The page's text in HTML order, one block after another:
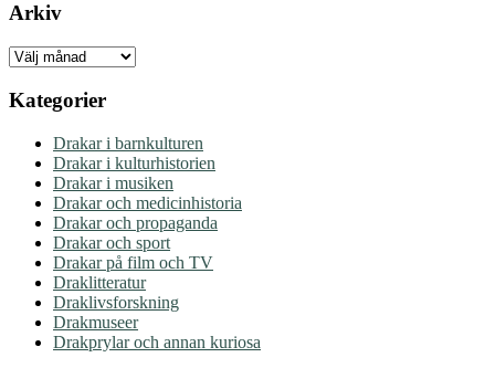
Arkiv
Arkiv
Kategorier
Drakar i barnkulturen
Drakar i kulturhistorien
Drakar i musiken
Drakar och medicinhistoria
Drakar och propaganda
Drakar och sport
Drakar på film och TV
Draklitteratur
Draklivsforskning
Drakmuseer
Drakprylar och annan kuriosa